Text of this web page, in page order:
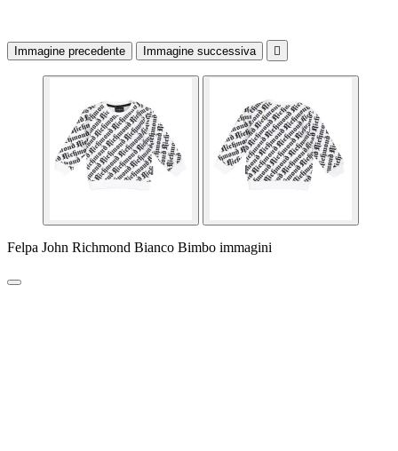
Immagine precedente Immagine successiva 
Felpa John Richmond Bianco Bimbo immagini